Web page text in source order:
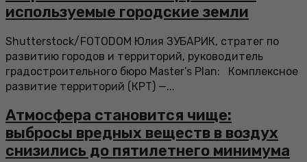
используемые городские земли
Shutterstock/FOTODOM Юлия ЗУБАРИК, стратег по
развитию городов и территорий, руководитель
градостроительного бюро Master’s Plan: Комплексное
развитие территорий (КРТ) —...
Атмосфера становится чище:
выбросы вредных веществ в воздух
снизились до пятилетнего минимума